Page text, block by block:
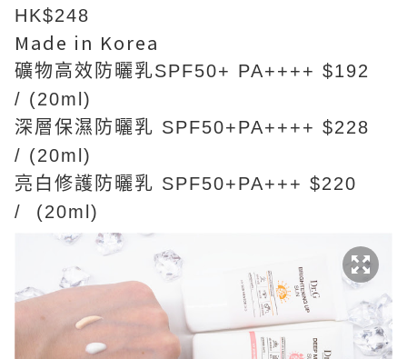
HK$248
Made in Korea
礦物高效防曬乳SPF50+ PA++++ $192
/ (20ml)
深層保濕防曬乳 SPF50+PA++++ $228
/ (20ml)
亮白修護防曬乳 SPF50+PA+++ $220
/
(20ml)